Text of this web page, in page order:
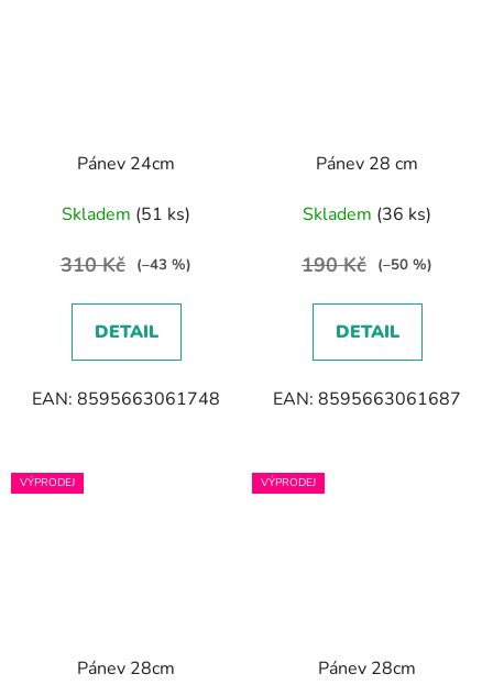
Pánev 24cm
Skladem (51 ks)
310 Kč (–43 %)
DETAIL
EAN: 8595663061748
Pánev 28 cm
Skladem (36 ks)
190 Kč (–50 %)
DETAIL
EAN: 8595663061687
VÝPRODEJ
Pánev 28cm
VÝPRODEJ
Pánev 28cm